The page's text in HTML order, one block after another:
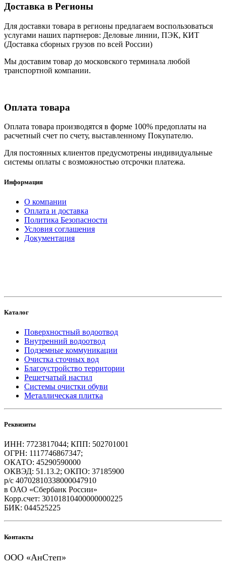
Доставка в Регионы
Для доставки товара в регионы предлагаем воспользоваться
услугами наших партнеров: Деловые линии, ПЭК, КИТ
(Доставка сборных грузов по всей России)
Мы доставим товар до московского терминала любой
транспортной компании.
Оплата товара
Оплата товара производятся в форме 100% предоплаты на
расчетный счет по счету, выставленному Покупателю.
Для постоянных клиентов предусмотрены индивидуальные
системы оплаты с возможностью отсрочки платежа.
Информация
О компании
Оплата и доставка
Политика Безопасности
Условия соглашения
Документация
Каталог
Поверхностный водоотвод
Внутренний водоотвод
Подземные коммуникации
Очистка сточных вод
Благоустройство территории
Решетчатый настил
Системы очистки обуви
Металлическая плитка
Реквизиты
ИНН: 7723817044; КПП: 502701001
ОГРН: 1117746867347;
ОКАТО: 45290590000
ОКВЭД: 51.13.2; ОКПО: 37185900
р/с 40702810338000047910
в ОАО «Сбербанк России»
Корр.счет: 30101810400000000225
БИК: 044525225
Контакты
ООО «АнСтеп»